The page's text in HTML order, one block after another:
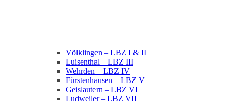
Völklingen – LBZ I & II
Luisenthal – LBZ III
Wehrden – LBZ IV
Fürstenhausen – LBZ V
Geislautern – LBZ VI
Ludweiler – LBZ VII